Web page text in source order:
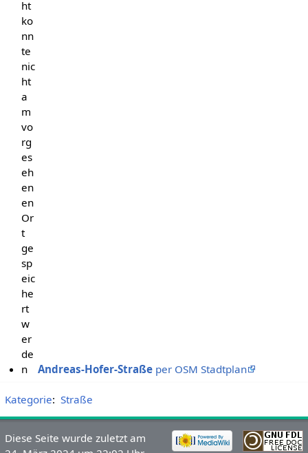
ht
ko
nn
te
nic
ht
a
m
vo
rg
es
eh
en
en
Or
t
ge
sp
eic
he
rt
w
er
de
n
Andreas-Hofer-Straße per OSM Stadtplan
Kategorie: Straße
Diese Seite wurde zuletzt am